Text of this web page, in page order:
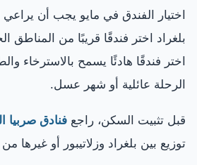
اختيار الفندق في مايو يجب أن
بلغراد اختر فندقًا قريبًا من المناطق
اختر فندقًا هادئًا يسمح بالاسترخاء
الرحلة عائلية أو شهر عسل.
قبل تثبيت السكن، راجع فنادق صربيا
توزيع بين بلغراد وزلاتيبور أو غيرها